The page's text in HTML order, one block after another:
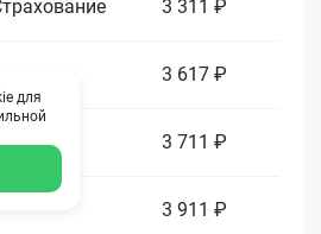
3 311 ₽
3 617 ₽
3 711 ₽
3 911 ₽
для